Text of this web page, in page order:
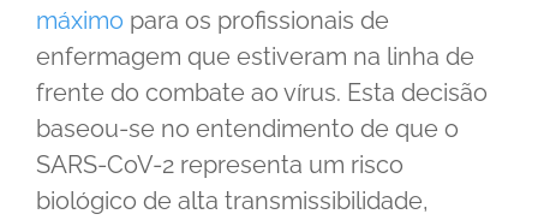
máximo para os profissionais de
enfermagem que estiveram na linha de
frente do combate ao vírus. Esta decisão
baseou-se no entendimento de que o
SARS-CoV-2 representa um risco
biológico de alta transmissibilidade,